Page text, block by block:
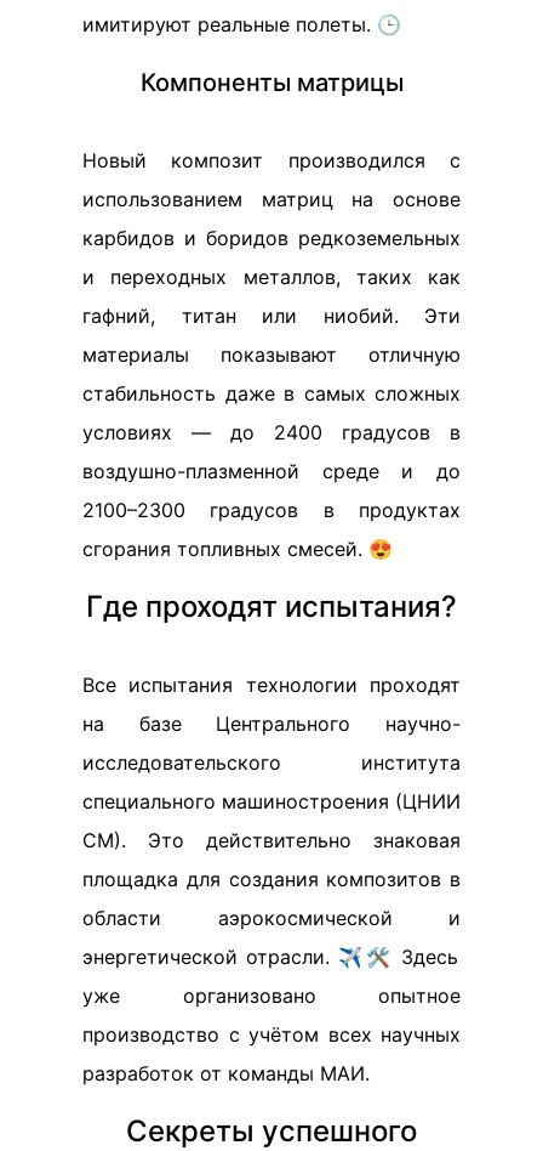
имитируют реальные полеты. 🕒
Компоненты матрицы
Новый композит производился с
использованием матриц на основе
карбидов и боридов редкоземельных
и переходных металлов, таких как
гафний, титан или ниобий. Эти
материалы показывают отличную
стабильность даже в самых сложных
условиях — до 2400 градусов в
воздушно-плазменной среде и до
2100–2300 градусов в продуктах
сгорания топливных смесей. 😍
Где проходят испытания?
Все испытания технологии проходят
на базе Центрального научно-
исследовательского института
специального машиностроения (ЦНИИ
СМ). Это действительно знаковая
площадка для создания композитов в
области аэрокосмической и
энергетической отрасли. ✈️🛠️ Здесь
уже организовано опытное
производство с учётом всех научных
разработок от команды МАИ.
Секреты успешного